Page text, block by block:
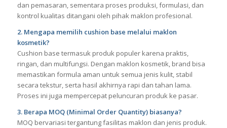
dan pemasaran, sementara proses produksi, formulasi, dan
kontrol kualitas ditangani oleh pihak maklon profesional.
2. Mengapa memilih cushion base melalui maklon
kosmetik?
Cushion base termasuk produk populer karena praktis,
ringan, dan multifungsi. Dengan maklon kosmetik, brand bisa
memastikan formula aman untuk semua jenis kulit, stabil
secara tekstur, serta hasil akhirnya rapi dan tahan lama.
Proses ini juga mempercepat peluncuran produk ke pasar.
3. Berapa MOQ (Minimal Order Quantity) biasanya?
MOQ bervariasi tergantung fasilitas maklon dan jenis produk.